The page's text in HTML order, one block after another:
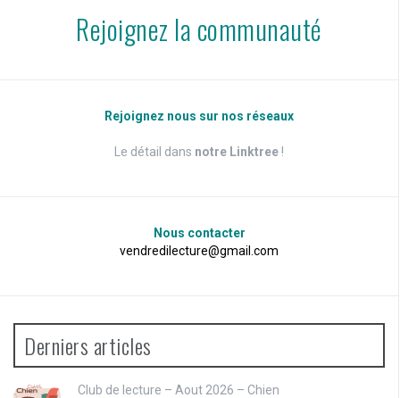
Rejoignez la communauté
Rejoignez nous sur nos réseaux
Le détail dans notre Linktree !
Nous contacter
vendredilecture@gmail.com
Derniers articles
Club de lecture – Aout 2026 – Chien